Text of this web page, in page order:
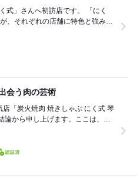
さんへ初訪店です。 「にく
、それぞれの店舗に特色と強みを
会う肉の芸術
「炭火焼肉 焼きしゃぶ にく式 琴